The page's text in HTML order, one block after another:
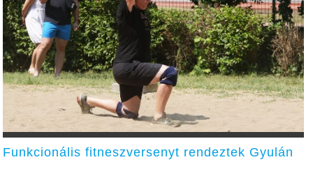
Funkcionális fitneszversenyt rendeztek Gyulán